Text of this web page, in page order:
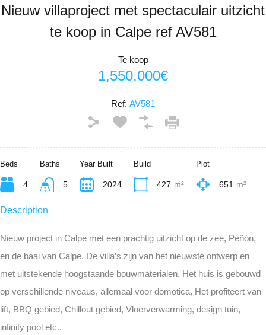
Nieuw villaproject met spectaculair uitzicht
te koop in Calpe ref AV581
Te koop
1,550,000€
Ref: AV581
Beds
4
Baths
5
Year Built
2024
Build
427 m²
Plot
651 m²
Description
Nieuw project in Calpe met een prachtig uitzicht op de zee, Peñón,
en de baai van Calpe. De villa’s zijn van het nieuwste ontwerp en
met uitstekende hoogstaande bouwmaterialen. Het huis is gebouwd
op verschillende niveaus, allemaal voor domotica, Het profiteert van
lift, BBQ gebied, Chillout gebied, Vloerverwarming, design tuin,
infinity pool etc..